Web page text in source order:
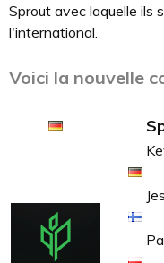
Sprout avec laquelle ils
l'international.
Voici la nouvelle